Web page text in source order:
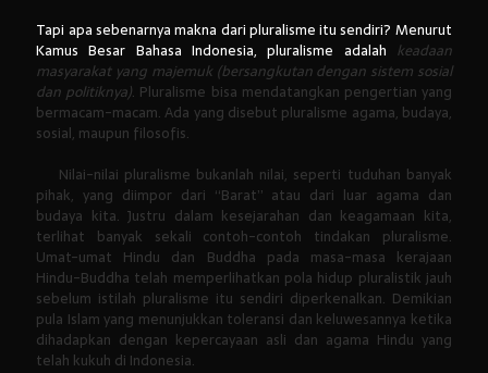
Tapi apa sebenarnya makna dari pluralisme itu sendiri? Menurut
Kamus Besar Bahasa Indonesia, pluralisme adalah keadaan
masyarakat yang majemuk (bersangkutan dengan sistem sosial
dan politiknya). Pluralisme bisa mendatangkan pengertian yang
bermacam-macam. Ada yang disebut pluralisme agama, budaya,
sosial, maupun filosofis.
Nilai-nilai pluralisme bukanlah nilai, seperti tuduhan banyak
pihak, yang diimpor dari “Barat” atau dari luar agama dan
budaya kita. Justru dalam kesejarahan dan keagamaan kita,
terlihat banyak sekali contoh-contoh tindakan pluralisme.
Umat-umat Hindu dan Buddha pada masa-masa kerajaan
Hindu-Buddha telah memperlihatkan pola hidup pluralistik jauh
sebelum istilah pluralisme itu sendiri diperkenalkan. Demikian
pula Islam yang menunjukkan toleransi dan keluwesannya ketika
dihadapkan dengan kepercayaan asli dan agama Hindu yang
telah kukuh di Indonesia.